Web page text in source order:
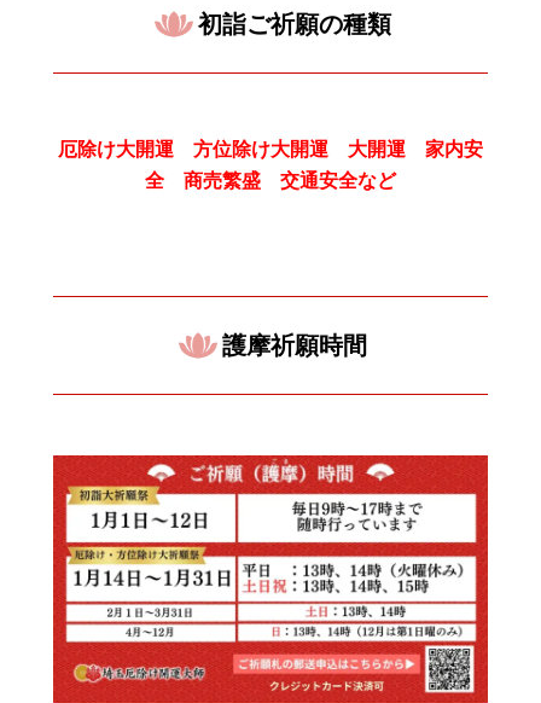
初詣ご祈願の種類
厄除け大開運 方位除け大開運 大開運 家内安
全 商売繁盛 交通安全など
護摩祈願時間